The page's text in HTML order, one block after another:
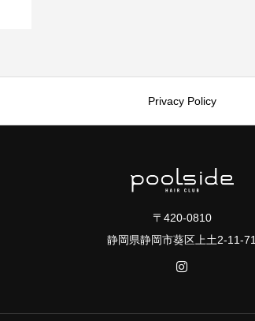
Privacy Policy
〒420-0810
静岡県静岡市葵区上土2-11-71